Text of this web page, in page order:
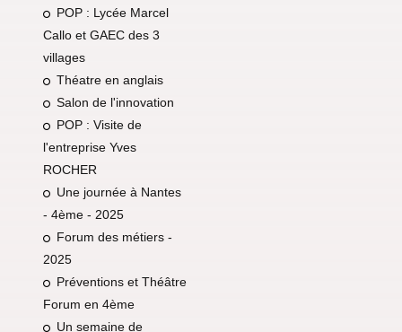
POP : Lycée Marcel
Callo et GAEC des 3
villages
Théatre en anglais
Salon de l'innovation
POP : Visite de
l'entreprise Yves
ROCHER
Une journée à Nantes
- 4ème - 2025
Forum des métiers -
2025
Préventions et Théâtre
Forum en 4ème
Un semaine de